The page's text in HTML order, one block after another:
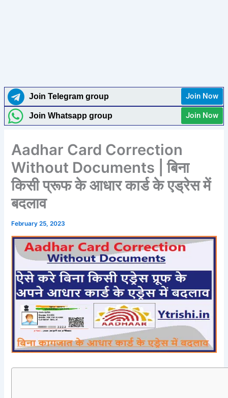
Join Telegram group Join Now
Join Whatsapp group Join Now
Aadhar Card Correction
Without Documents | बिना
किसी प्रूफ के आधार कार्ड के एड्रेस में
बदलाव
February 25, 2023